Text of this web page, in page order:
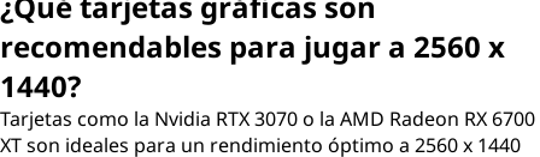
recomendables para jugar a 2560 x
1440?
Tarjetas como la Nvidia RTX 3070 o la AMD Radeon RX 6700
XT son ideales para un rendimiento óptimo a 2560 x 1440